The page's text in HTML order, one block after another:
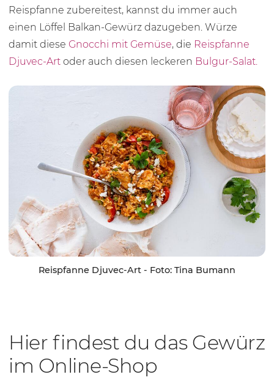
Reispfanne zubereitest, kannst du immer auch
einen Löffel Balkan-Gewürz dazugeben. Würze
damit diese Gnocchi mit Gemüse, die Reispfanne
Djuvec-Art oder auch diesen leckeren Bulgur-Salat.
Reispfanne Djuvec-Art - Foto: Tina Bumann
Hier findest du das Gewürz
im Online-Shop